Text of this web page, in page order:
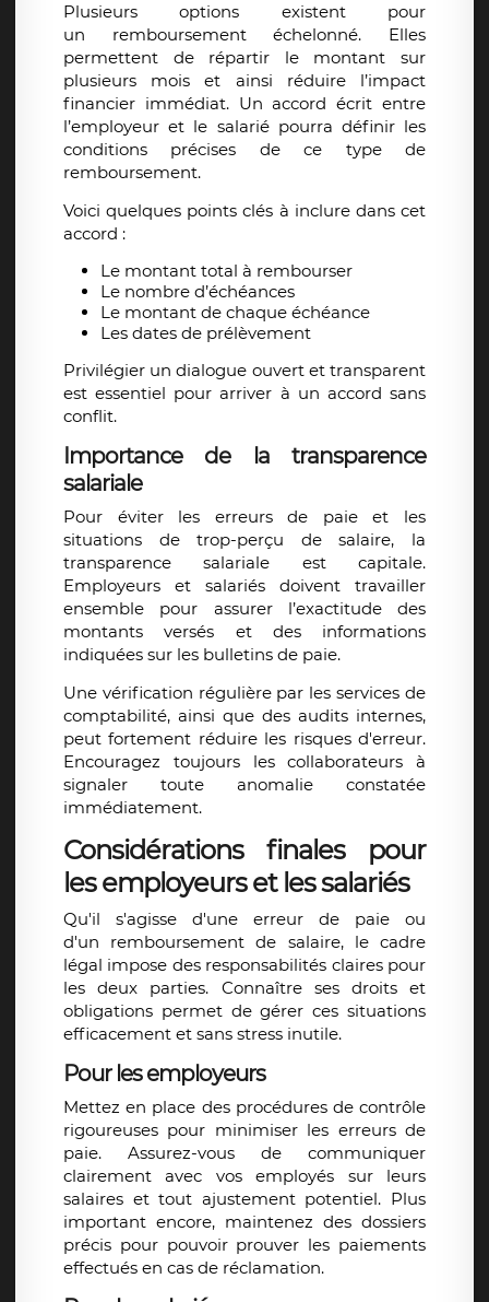
Plusieurs options existent pour
un remboursement échelonné. Elles
permettent de répartir le montant sur
plusieurs mois et ainsi réduire l’impact
financier immédiat. Un accord écrit entre
l’employeur et le salarié pourra définir les
conditions précises de ce type de
remboursement.
Voici quelques points clés à inclure dans cet
accord :
Le montant total à rembourser
Le nombre d’échéances
Le montant de chaque échéance
Les dates de prélèvement
Privilégier un dialogue ouvert et transparent
est essentiel pour arriver à un accord sans
conflit.
Importance de la transparence
salariale
Pour éviter les erreurs de paieet les
situations detrop-perçu de salaire, la
transparence salariale est capitale.
Employeurs et salariés doivent travailler
ensemble pour assurer l’exactitude des
montants versés et des informations
indiquées sur les bulletins de paie.
Une vérification régulière par les services de
comptabilité, ainsi que des audits internes,
peut fortement réduire les risques d'erreur.
Encouragez toujours les collaborateurs à
signaler toute anomalie constatée
immédiatement.
Considérations finales pour
les employeurs et les salariés
Qu'il s'agisse d'une erreur de paie ou
d'un remboursement de salaire, le cadre
légal impose des responsabilités claires pour
les deux parties. Connaître ses droits et
obligations permet de gérer ces situations
efficacement et sans stress inutile.
Pour les employeurs
Mettez en place des procédures de contrôle
rigoureuses pour minimiser les erreurs de
paie. Assurez-vous de communiquer
clairement avec vos employés sur leurs
salaires et tout ajustement potentiel. Plus
important encore, maintenez des dossiers
précis pour pouvoir prouver les paiements
effectués en cas de réclamation.